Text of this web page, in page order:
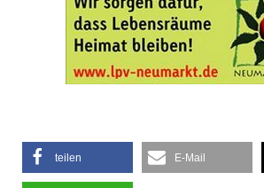
teilen E-Mail